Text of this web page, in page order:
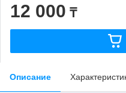
12 000 ₸
Описание